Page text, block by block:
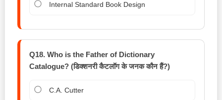
Internal Standard Book Design
Q18. Who is the Father of Dictionary
Catalogue? (डिक्शनरी कैटलॉग के जनक कौन हैं?)
C.A. Cutter